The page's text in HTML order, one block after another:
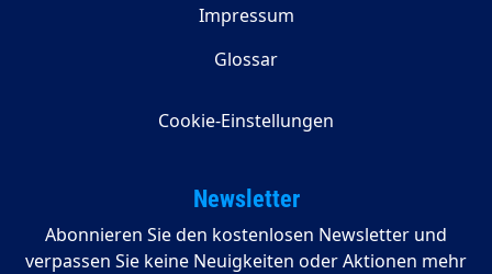
Impressum
Glossar
Cookie-Einstellungen
Newsletter
Abonnieren Sie den kostenlosen Newsletter und
verpassen Sie keine Neuigkeiten oder Aktionen mehr